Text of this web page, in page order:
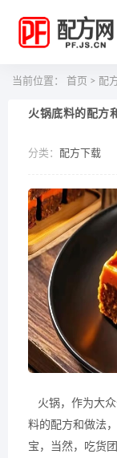
当前位置： 首页 > 配
火锅底料的配方
分类： 配方下载
火锅，作为大众
料的配方和做法
宝，当然，吃货